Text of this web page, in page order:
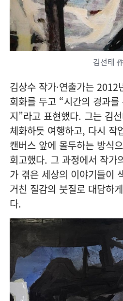
김선태
김상수 작가·연출가는 2012
회화를 두고 “시간의 경과
지”라고 표현했다. 그는 김
체화하듯 여행하고, 다시 작
캔버스 앞에 몰두하는 방식
회고했다. 그 과정에서 작가
가 겪은 세상의 이야기들이
거친 질감의 붓질로 대담하
다.